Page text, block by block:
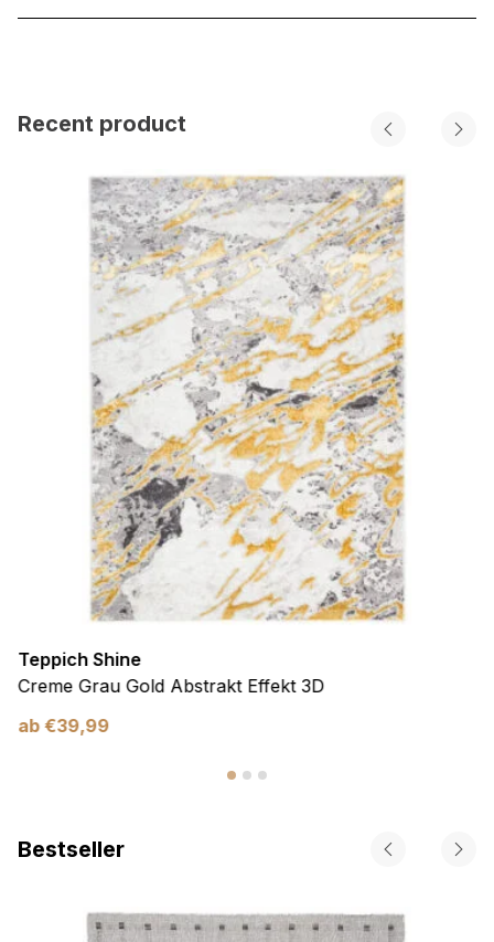
Recent product
Teppich Shine
Creme Grau Gold Abstrakt Effekt 3D
ab €39,99
Bestseller